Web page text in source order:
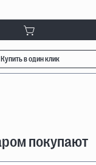
Купить в один клик
покупают